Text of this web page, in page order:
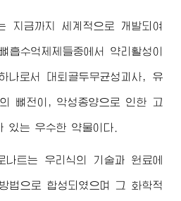
지금까지 세계적으로 개발되여
흡수억제제들중에서 약리활성이
나로서 대퇴골두무균성괴사, 유
뼈전이, 악성종양으로 인한 고
있는 우수한 약물이다.
나트는 우리식의 기술과 원료에
법으로 합성되였으며 그 화학적